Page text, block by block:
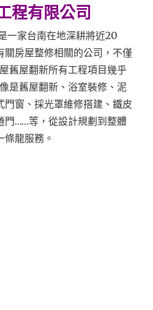
程有限公司
一家台南在地深耕將近20
關房屋整修相關的公司，不僅
舊屋翻新所有工程項目幾乎
是舊屋翻新、浴室裝修、泥
門窗、採光罩維修搭建、鐵皮
門……等，從設計規劃到整體
龍服務。